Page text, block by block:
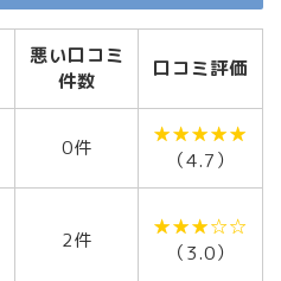
悪い口コミ
件数
口コミ評価
0件
★★★★★
（4.7）
2件
★★★☆☆
（3.0）